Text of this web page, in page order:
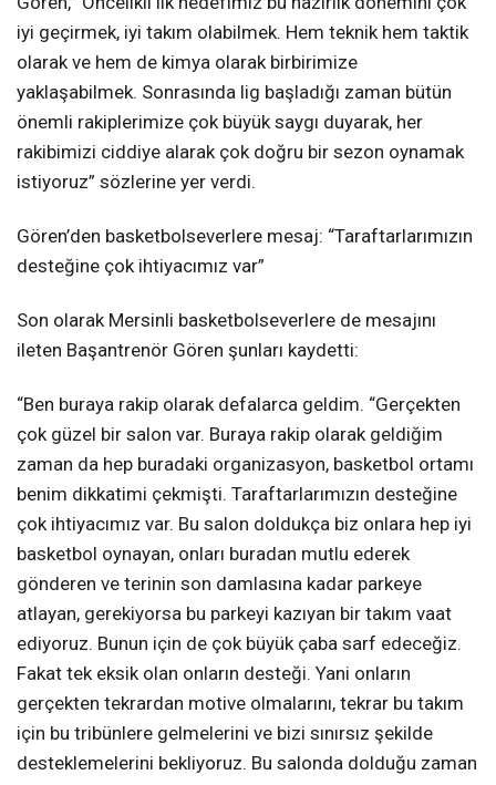
iyi geçirmek, iyi takım olabilmek. Hem teknik hem taktik
olarak ve hem de kimya olarak birbirimize
yaklaşabilmek. Sonrasında lig başladığı zaman bütün
önemli rakiplerimize çok büyük saygı duyarak, her
rakibimizi ciddiye alarak çok doğru bir sezon oynamak
istiyoruz” sözlerine yer verdi.
Gören’den basketbolseverlere mesaj: “Taraftarlarımızın
desteğine çok ihtiyacımız var”
Son olarak Mersinli basketbolseverlere de mesajını
ileten Başantrenör Gören şunları kaydetti:
“Ben buraya rakip olarak defalarca geldim. “Gerçekten
çok güzel bir salon var. Buraya rakip olarak geldiğim
zaman da hep buradaki organizasyon, basketbol ortamı
benim dikkatimi çekmişti. Taraftarlarımızın desteğine
çok ihtiyacımız var. Bu salon doldukça biz onlara hep iyi
basketbol oynayan, onları buradan mutlu ederek
gönderen ve terinin son damlasına kadar parkeye
atlayan, gerekiyorsa bu parkeyi kazıyan bir takım vaat
ediyoruz. Bunun için de çok büyük çaba sarf edeceğiz.
Fakat tek eksik olan onların desteği. Yani onların
gerçekten tekrardan motive olmalarını, tekrar bu takım
için bu tribünlere gelmelerini ve bizi sınırsız şekilde
desteklemelerini bekliyoruz. Bu salonda dolduğu zaman